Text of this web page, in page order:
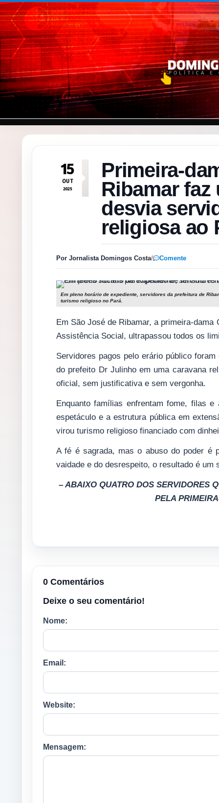
Pular para o conteúdo
15
OUT
2025
Primeira-
Ribamar
desvia
religiosa ao
Por Jornalista Domingos Costa/ Comente
Em pleno horário de expediente, servidores da prefeitura de
turismo religioso no Pará.
Em São José de Ribamar, a primeira-
Assistência Social, ultrapassou todos os
Servidores pagos pelo erário público
do prefeito Dr Julinho em uma caravana
oficial, sem justificativa e sem vergonha.
Enquanto famílias enfrentam fome, filas
espetáculo e a estrutura pública em
virou turismo religioso financiado com
A fé é sagrada, mas o abuso do poder é
vaidade e do desrespeito, o resultado é
– ABAIXO QUATRO DOS SERVIDORES
PELA
0 Comentários
Deixe o seu comentário!
Nome:
Email:
Website:
Mensagem: